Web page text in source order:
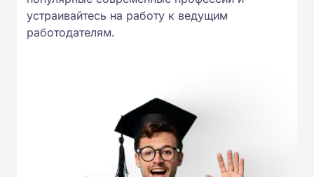
профессионального образования.
Удостоверения и дипломы о
устраивайтесь на работу к ведущим
работодателям.